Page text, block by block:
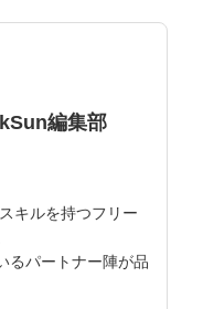
編集部
キルを持つフリー
るパートナー陣が品
解決を目指してサポ